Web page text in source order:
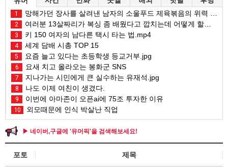
1 망해가던 장사를 살려낸 남자의 소울푸드 제육볶음의 위력 ㅋㅋ
2 여러분 13살짜리가 복싱 좀 배웠다고 깝치는데 어떻게 할까요?
3 키 150 여자의 남다른 택시 타는 법.mp4
4 세계 담배 시총 TOP 15
5 요즘 늘고 있다는 초등학생 등교거부.jpg
6 요새 치고 올라오는 봉화군 SNS
7 지나가는 시민에게 큰 실수하는 유재석.jpg
8 나도 이제 여친이 생겼다.
9 이번에 아마존이 오픈ai에 75조 투자한 이유
10 외모때문에 인식 박살난 직업
▶ 네이버,구글에 '유머픽'을 검색해보세요!
포토 제목